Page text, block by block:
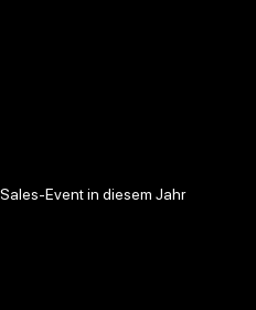
Event in diesem Jahr